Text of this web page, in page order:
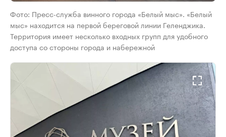
Фото: Пресс-служба винного города «Белый мыс». «Белый
мыс» находится на первой береговой линии Геленджика.
Территория имеет несколько входных групп для удобного
доступа со стороны города и набережной